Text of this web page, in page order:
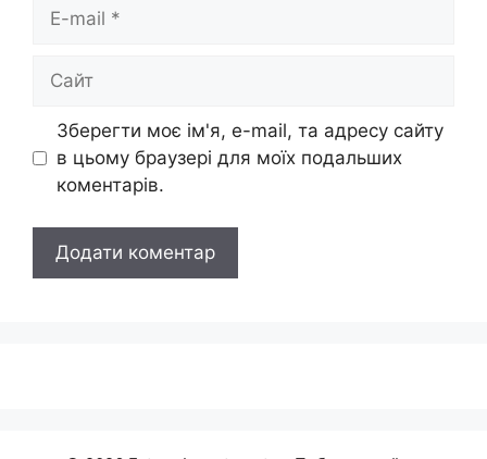
Сайт
Зберегти моє ім'я, e-mail, та адресу сайту
в цьому браузері для моїх подальших
коментарів.